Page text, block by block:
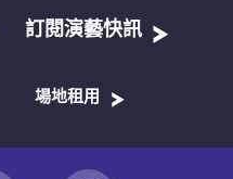
訂閱演藝快訊
場地租用